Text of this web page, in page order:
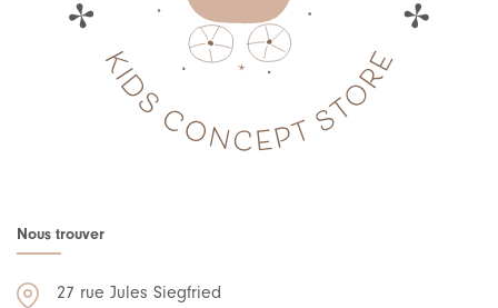
Nous trouver
27 rue Jules Siegfried